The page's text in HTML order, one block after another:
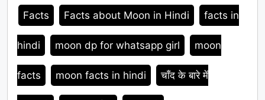
Tags
Facts Facts about Moon in Hindi facts in
hindi moon dp for whatsapp girl moon
facts moon facts in hindi चाँद के बारे में